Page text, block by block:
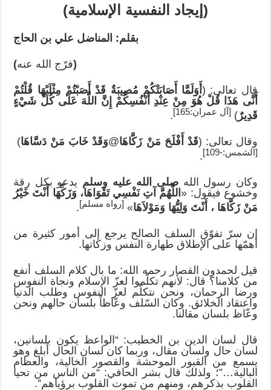
(إيجاد النفسية الإسلامية)
بقلم: المناضل علي بن الحاج
(فرّج الله عنه)
قال تعالى: (أَوَلَمَّا أَصَابَتْكُمْ مُصِيبَةٌ قَدْ أَصَبْتُمْ مِثْلَيْهَا قُلْتُمْ
أَنَّى هَذَا قُلْ هُوَ مِنْ عِنْدِ أَنْفُسِكُمْ إِنَّ اللَّهَ عَلَى كُلِّ شَيْءٍ
قَدِيرٌ) [آل عمران:165] .
وقال تعالى: (قَدْ أَفْلَحَ مَنْ زَكَّاهَا@وَقَدْ خَابَ مَنْ دَسَّاهَا)
[الشمس:-109] .
وكان رسول اللهصلى الله عليه وسلم يدعو بكل رقة
وخشوع فيقول: « اللَّهُمَّ آتِ نَفْسِي تَقْوَاهَا، وَزَكِّهَا أَنْتَ خَيْرُ
مَنْ زَكَّاهَا ، أَنْتَ وَلِيُّهَا وَمَوْلاَهَا» [رواه مسلم].
إن سرّ تفوّق السلف الصالح يرجع إلى أمور كثيرة من
أهمّها على الإطلاق طهارة النفس وزكاتها.
قيل لحمدون القصار رحمه الله: ما بال كلام السلف أنفع
من كلامنا؟ قال: لأنهم تكلّموا لعزّ الإسلام ونجاة النفوس
ورضا الرحمان، ونحن نتكلّم لعزّ النفوس وطلب الدنيا
واعتقاد الخلائق. وكان السّلف وعّاظاً بلسان حالهم ونحن
وعّاظ بلسان مقالنا.
قال لسان الدين بن الخطيب: “الواعظ يكون بلسانين،
لسان حال ولسان مقال، وربما كان لسان الحال أبلغ وهو
يسمع من القبور الموحشة والقصور الخالية، والعظام
البالية…”؛ ولذلك قال بشر الحافي: “من الناس من تحيا
القلوب بذكرهم، ومنهم من تموت القلوب برؤياهم”.